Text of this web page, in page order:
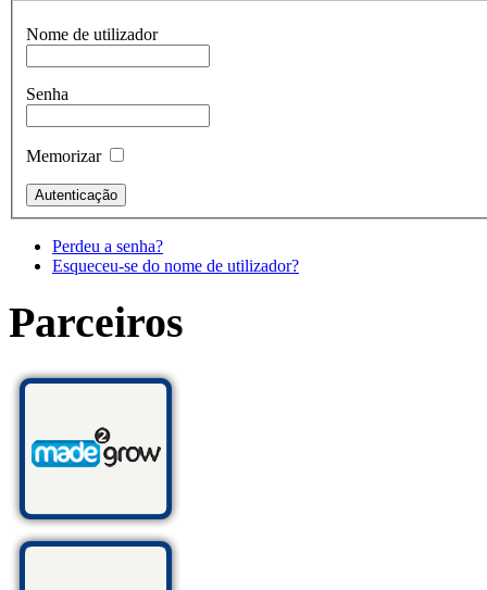
Nome de utilizador
Senha
Memorizar
Perdeu a senha?
Esqueceu-se do nome de utilizador?
Parceiros